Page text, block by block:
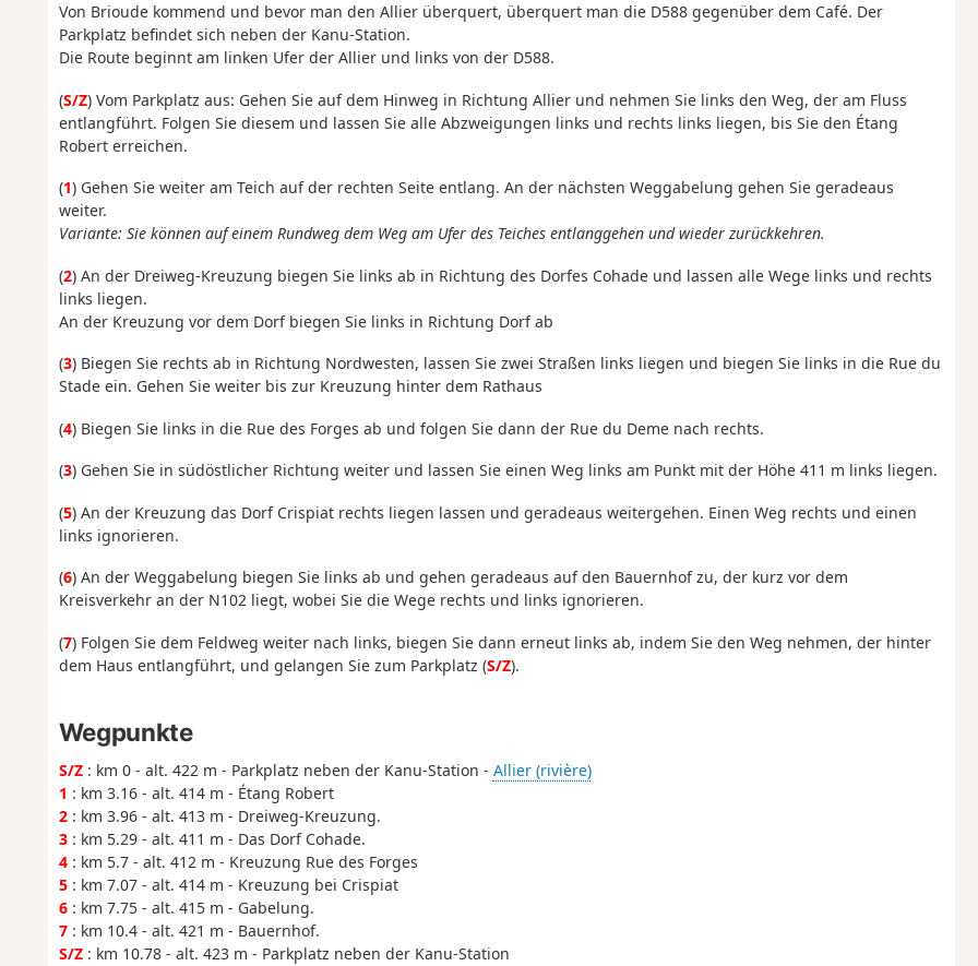
Von Brioude kommend und bevor man den Allier überquert, überquert man die D588 gegenüber dem Café. Der
Parkplatz befindet sich neben der Kanu-Station.
Die Route beginnt am linken Ufer der Allier und links von der D588.
(S/Z) Vom Parkplatz aus: Gehen Sie auf dem Hinweg in Richtung Allier und nehmen Sie links den Weg, der am Fluss
entlangführt. Folgen Sie diesem und lassen Sie alle Abzweigungen links und rechts links liegen, bis Sie den Étang
Robert erreichen.
(1) Gehen Sie weiter am Teich auf der rechten Seite entlang. An der nächsten Weggabelung gehen Sie geradeaus
weiter.
Variante: Sie können auf einem Rundweg dem Weg am Ufer des Teiches entlanggehen und wieder zurückkehren.
(2) An der Dreiweg-Kreuzung biegen Sie links ab in Richtung des Dorfes Cohade und lassen alle Wege links und rechts
links liegen.
An der Kreuzung vor dem Dorf biegen Sie links in Richtung Dorf ab
(3) Biegen Sie rechts ab in Richtung Nordwesten, lassen Sie zwei Straßen links liegen und biegen Sie links in die Rue du
Stade ein. Gehen Sie weiter bis zur Kreuzung hinter dem Rathaus
(4) Biegen Sie links in die Rue des Forges ab und folgen Sie dann der Rue du Deme nach rechts.
(3) Gehen Sie in südöstlicher Richtung weiter und lassen Sie einen Weg links am Punkt mit der Höhe 411 m links liegen.
(5) An der Kreuzung das Dorf Crispiat rechts liegen lassen und geradeaus weitergehen. Einen Weg rechts und einen
links ignorieren.
(6) An der Weggabelung biegen Sie links ab und gehen geradeaus auf den Bauernhof zu, der kurz vor dem
Kreisverkehr an der N102 liegt, wobei Sie die Wege rechts und links ignorieren.
(7) Folgen Sie dem Feldweg weiter nach links, biegen Sie dann erneut links ab, indem Sie den Weg nehmen, der hinter
dem Haus entlangführt, und gelangen Sie zum Parkplatz (S/Z).
Wegpunkte
S/Z: km 0 - alt. 422 m - Parkplatz neben der Kanu-Station - Allier (rivière)
1 : km 3.16 - alt. 414 m - Étang Robert
2: km 3.96 - alt. 413 m - Dreiweg-Kreuzung.
3: km 5.29 - alt. 411 m - Das Dorf Cohade.
4: km 5.7 - alt. 412 m - Kreuzung Rue des Forges
5: km 7.07 - alt. 414 m - Kreuzung bei Crispiat
6: km 7.75 - alt. 415 m - Gabelung.
7: km 10.4 - alt. 421 m - Bauernhof.
S/Z: km 10.78 - alt. 423 m - Parkplatz neben der Kanu-Station